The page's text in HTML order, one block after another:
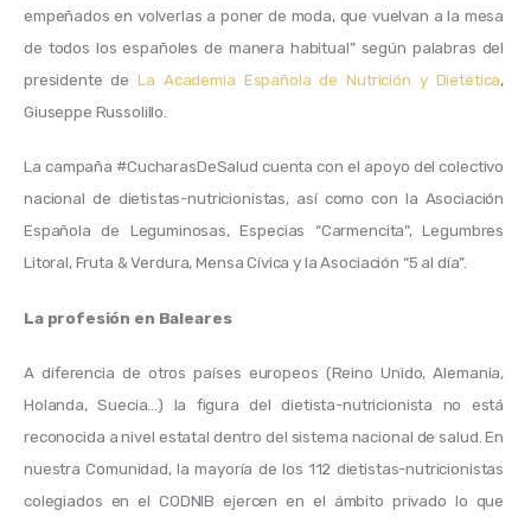
empeñados en volverlas a poner de moda, que vuelvan a la mesa
de todos los españoles de manera habitual” según palabras del
presidente de La Academia Española de Nutrición y Dietética,
Giuseppe Russolillo.
La campaña #CucharasDeSalud cuenta con el apoyo del colectivo
nacional de dietistas-nutricionistas, así como con la Asociación
Española de Leguminosas, Especias “Carmencita”, Legumbres
Litoral, Fruta & Verdura, Mensa Cívica y la Asociación “5 al día”.
La profesión en Baleares
A diferencia de otros países europeos (Reino Unido, Alemania,
Holanda, Suecia…) la figura del dietista-nutricionista no está
reconocida a nivel estatal dentro del sistema nacional de salud. En
nuestra Comunidad, la mayoría de los 112 dietistas-nutricionistas
colegiados en el CODNIB ejercen en el ámbito privado lo que